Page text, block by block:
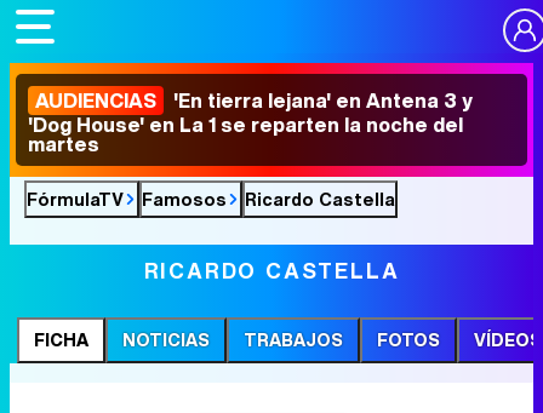
AUDIENCIAS 'En tierra lejana' en Antena 3 y
'Dog House' en La 1 se reparten la noche del
martes
FórmulaTV Famosos Ricardo Castella
RICARDO CASTELLA
FICHA NOTICIAS TRABAJOS FOTOS VÍDEOS